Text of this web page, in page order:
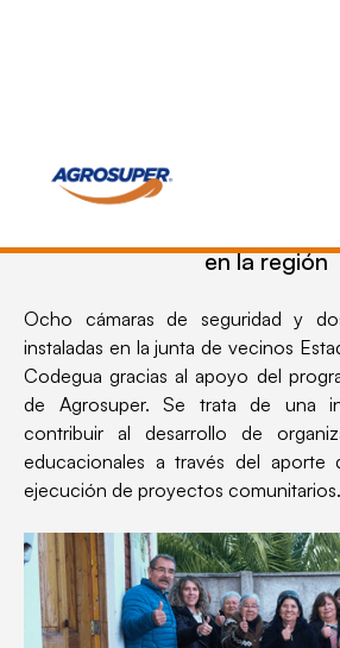
Programa “Fondo
en la región
Ocho cámaras de seguridad y
instaladas en la junta de vecinos
Codegua gracias al apoyo del
de Agrosuper. Se trata de una
contribuir al desarrollo de
educacionales a través del aporte
ejecución de proyectos comunitarios.